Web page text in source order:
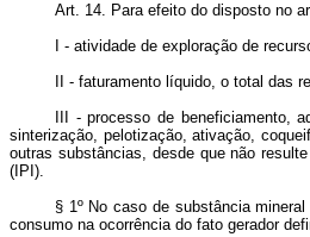
Art. 14. Para efeito do disposto no
I - atividade de exploração de
II - faturamento líquido, o total das
III - processo de beneficiamento,
sinterização, pelotização, ativação,
outras substâncias, desde que não
(IPI).
§ 1º No caso de substância
consumo na ocorrência do fato gerador